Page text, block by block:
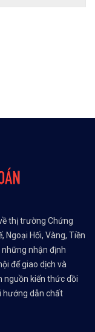
thị trường Chứng
Ngoại Hối, Vàng, Tiền
những nhận định
để giao dịch và
nguồn kiến thức dồi
hướng dẫn chất